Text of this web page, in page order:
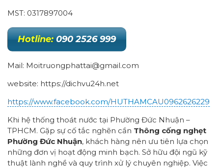
MST: 0317897004
Hotline: 090 2526 999
Mail: Moitruongphattai@gmail.com
website: https://dichvu24h.net
https://www.facebook.com/HUTHAMCAU0962626229
Khi hệ thống thoát nước tại Phường Đức Nhuận –
TPHCM. Gặp sự cố tắc nghẽn cần Thông cống nghẹt
Phường Đức Nhuận, khách hàng nên ưu tiên lựa chọn
những đơn vị hoạt động minh bạch. Sở hữu đội ngũ kỹ
thuật lành nghề và quy trình xử lý chuyên nghiệp. Việc